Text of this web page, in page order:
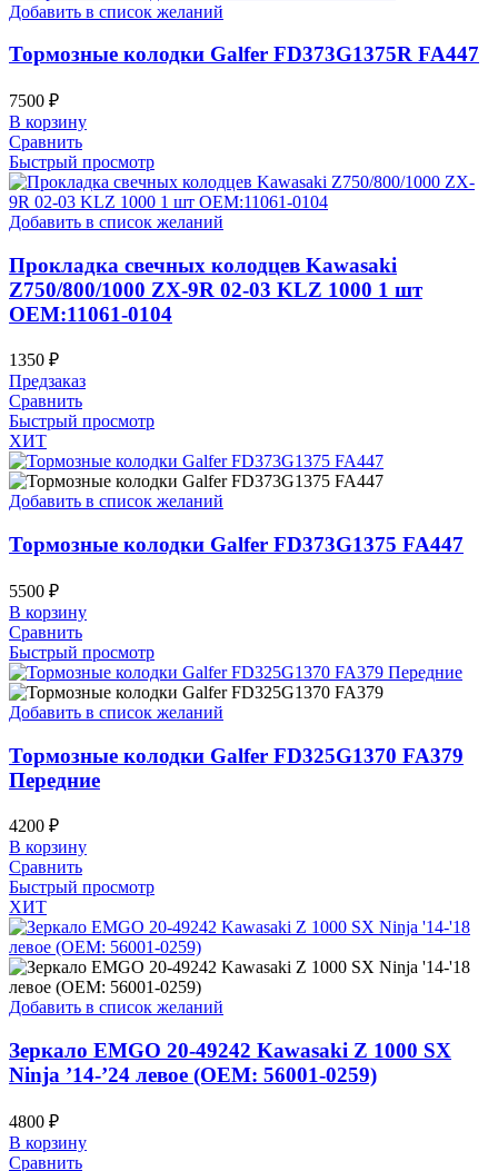
Добавить в список желаний
Тормозные колодки Galfer FD373G1375R FA447
7500 ₽
В корзину
Сравнить
Быстрый просмотр
Добавить в список желаний
Прокладка свечных колодцев Kawasaki
Z750/800/1000 ZX-9R 02-03 KLZ 1000 1 шт
OEM:11061-0104
1350 ₽
Предзаказ
Сравнить
Быстрый просмотр
ХИТ
Добавить в список желаний
Тормозные колодки Galfer FD373G1375 FA447
5500 ₽
В корзину
Сравнить
Быстрый просмотр
Добавить в список желаний
Тормозные колодки Galfer FD325G1370 FA379
Передние
4200 ₽
В корзину
Сравнить
Быстрый просмотр
ХИТ
Добавить в список желаний
Зеркало EMGO 20-49242 Kawasaki Z 1000 SX
Ninja ’14-’24 левое (OEM: 56001-0259)
4800 ₽
В корзину
Сравнить